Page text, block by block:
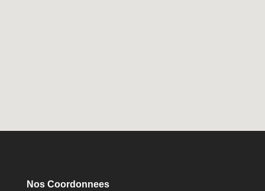
Nos Coordonnees